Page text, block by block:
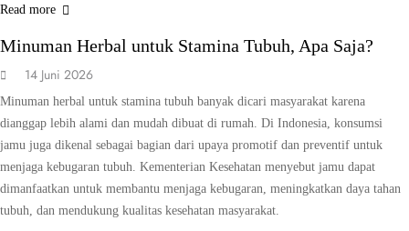
Read more
KESEHATAN
Minuman Herbal untuk Stamina Tubuh, Apa Saja?
14 Juni 2026
Minuman herbal untuk stamina tubuh banyak dicari masyarakat karena
dianggap lebih alami dan mudah dibuat di rumah. Di Indonesia, konsumsi
jamu juga dikenal sebagai bagian dari upaya promotif dan preventif untuk
menjaga kebugaran tubuh. Kementerian Kesehatan menyebut jamu dapat
dimanfaatkan untuk membantu menjaga kebugaran, meningkatkan daya tahan
tubuh, dan mendukung kualitas kesehatan masyarakat.